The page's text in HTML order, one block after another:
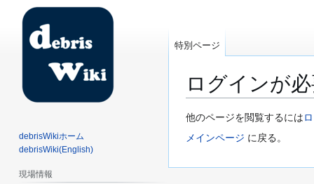
ログインが
ナ
ビ
検
索
他のページを閲覧するには
メインページ に戻る。
特別ページ
debrisWikiホーム
debrisWiki(English)
現場情報